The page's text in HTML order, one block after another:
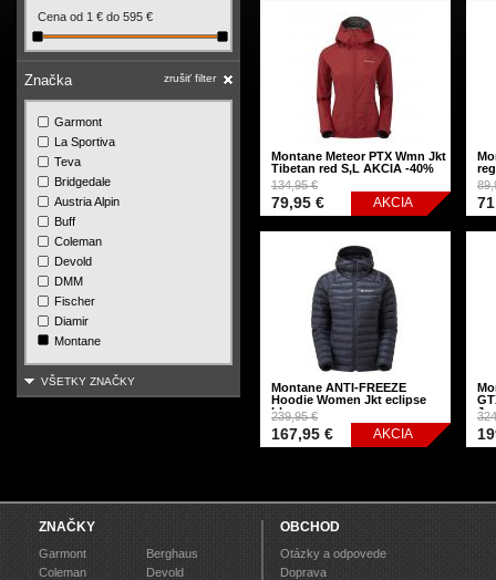
Cena od 1 € do 595 €
Značka zrušiť filter
Garmont
La Sportiva
Teva
Bridgedale
Austria Alpin
Buff
Coleman
Devold
DMM
Fischer
Diamir
Montane
VŠETKY ZNAČKY
AKCIA
Montane Meteor PTX Wmn Jkt
Tibetan red S,L AKCIA -40%
134,95 €
79,95 €
AKCIA
Montane ANTI-FREEZE
Hoodie Women Jkt eclipse
blue...
239,95 €
167,95 €
ZNAČKY
Garmont
Berghaus
Coleman
Devold
OBCHOD
Otázky a odpovede
Doprava